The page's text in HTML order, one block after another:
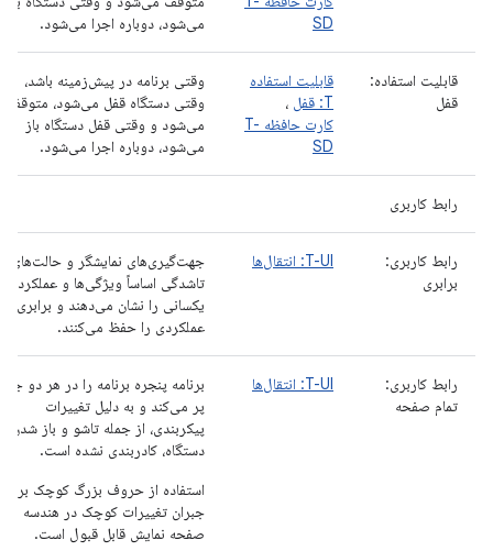
SD
می‌شود، دوباره اجرا می‌شود.
قابلیت استفاده:
قفل
قابلیت استفاده
T: قفل
،
کارت حافظه T-
SD
وقتی برنامه در پیش‌زمینه باشد،
وقتی دستگاه قفل می‌شود، متوقف
می‌شود و وقتی قفل دستگاه باز
می‌شود، دوباره اجرا می‌شود.
رابط کاربری
رابط کاربری:
برابری
T-UI: انتقال‌ها
جهت‌گیری‌های نمایشگر و حالت‌های
تاشدگی اساساً ویژگی‌ها و
یکسانی را نشان می‌دهند و برابری
عملکردی را حفظ می‌کنند.
رابط کاربری:
تمام صفحه
T-UI: انتقال‌ها
برنامه پنجره برنامه را در هر دو
پر می‌کند و به دلیل تغییرات
پیکربندی، از جمله تاشو و باز شدن
دستگاه، کادربندی نشده است.
استفاده از حروف بزرگ کوچک برای
جبران تغییرات کوچک در هندسه
صفحه نمایش قابل قبول است.